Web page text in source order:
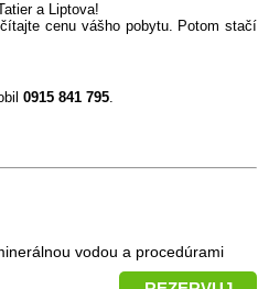
a Liptova!
cenu vášho pobytu. Potom stačí
0915 841 795.
vodou a procedúrami